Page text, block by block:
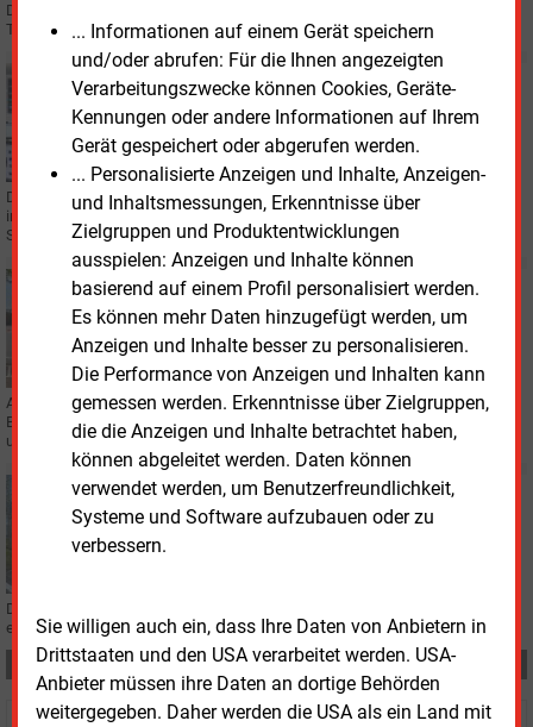
... Informationen auf einem Gerät speichern
und/oder abrufen: Für die Ihnen angezeigten
Verarbeitungszwecke können Cookies, Geräte-
Kennungen oder andere Informationen auf Ihrem
Gerät gespeichert oder abgerufen werden.
... Personalisierte Anzeigen und Inhalte, Anzeigen-
und Inhaltsmessungen, Erkenntnisse über
Zielgruppen und Produktentwicklungen
ausspielen: Anzeigen und Inhalte können
basierend auf einem Profil personalisiert werden.
Es können mehr Daten hinzugefügt werden, um
Anzeigen und Inhalte besser zu personalisieren.
Die Performance von Anzeigen und Inhalten kann
gemessen werden. Erkenntnisse über Zielgruppen,
die die Anzeigen und Inhalte betrachtet haben,
können abgeleitet werden. Daten können
verwendet werden, um Benutzerfreundlichkeit,
Systeme und Software aufzubauen oder zu
verbessern.
Sie willigen auch ein, dass Ihre Daten von Anbietern in
Drittstaaten und den USA verarbeitet werden. USA-
Anbieter müssen ihre Daten an dortige Behörden
weitergegeben. Daher werden die USA als ein Land mit
Das Energieunternehmen EnBW verbilligt während der Sommermonate seine
Tarife an den eigenen Ladesäulen.
Montag, 26.01.2026, 14:00
ELEKTROFAHRZEUGE
EnBW überwacht Schnellladenetz zentral
Die EnBW überwacht ihr Schnellladenetz seit Jahresbeginn aus einem Guss
in Karlsruhe. Die Leitstelle soll die Verfügbarkeit der mehr als 1.700
Standorte erhöhen.
Mittwoch, 14.01.2026, 14:43
ELEKTROFAHRZEUGE
Experten fordern gezieltere E-Auto-Förderung
Agora Verkehrswende und die Stiftung Klimaneutralität empfehlen der
Bundesregierung, die geplante E-Auto-Förderung auf niedrigere Einkommen
und günstigere Fahrzeuge zu konzentrieren.
Montag, 22.12.2025, 11:26
ELEKTROMOBILITÄT
XCharge startet Feldtest mit EnBW
Die Energie Baden-Württemberg EnBW startet mit dem Hersteller XCharge
einen Feldtest mit zehn Ladestationen an vier verschiedenen Standorten.
Teilen: